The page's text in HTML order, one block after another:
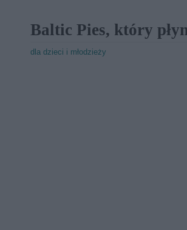
Baltic Pies, który
dla dzieci i młodzieży